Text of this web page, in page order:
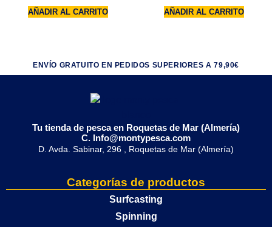
AÑADIR AL CARRITO AÑADIR AL CARRITO
ENVÍO GRATUITO EN PEDIDOS SUPERIORES A 79,90€
Tu tienda de pesca en Roquetas de Mar (Almería)
C. Info@montypesca.com
D. Avda. Sabinar, 296 , Roquetas de Mar (Almería)
Categorías de productos
Surfcasting
Spinning